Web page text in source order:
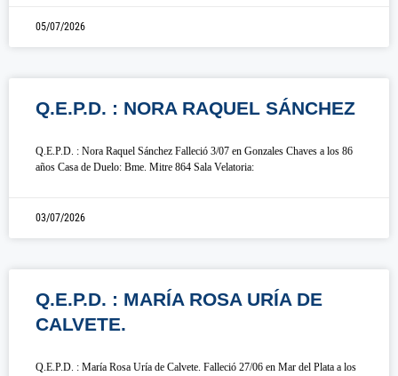
05/07/2026
Q.E.P.D. : NORA RAQUEL SÁNCHEZ
Q.E.P.D. : Nora Raquel Sánchez Falleció 3/07 en Gonzales Chaves a los 86
años Casa de Duelo: Bme. Mitre 864 Sala Velatoria:
03/07/2026
Q.E.P.D. : MARÍA ROSA URÍA DE
CALVETE.
Q.E.P.D. : María Rosa Uría de Calvete. Falleció 27/06 en Mar del Plata a los